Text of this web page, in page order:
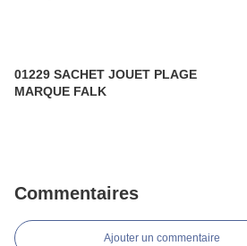
01229 SACHET JOUET PLAGE
MARQUE FALK
Commentaires
Ajouter un commentaire